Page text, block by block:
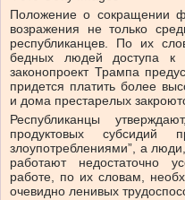
Положение о сокращении
возражения не только
республиканцев. По их
бедных людей доступа к
законопроект Трампа
придется платить более
и дома престарелых
Республиканцы
продуктовых субсидий
злоупотреблениями”, а
работают недостаточно
работе, по их словам,
очевидно ленивых